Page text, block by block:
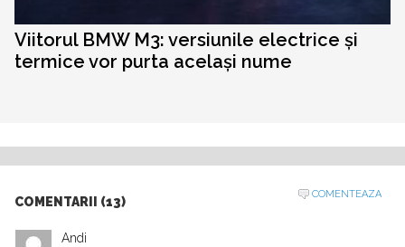
Viitorul BMW M3: versiunile electrice și
termice vor purta același nume
COMENTARII (13)
COMENTEAZA
Andi